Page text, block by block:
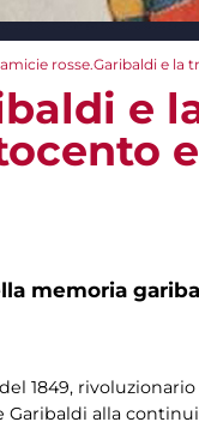
rosse.Garibaldi e la
e
memoria
1849,
Garibaldi alla